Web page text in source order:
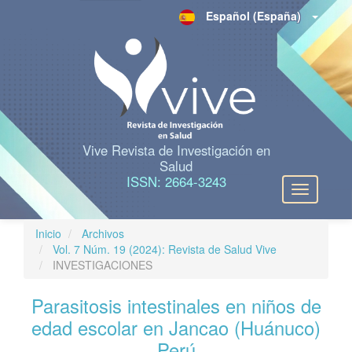
n
r
n
C
o
n
Español (España)
Vive Revista de Investigación en
Salud
ISSN: 2664-3243
Toggle
navigation
Inicio
Archivos
Vol. 7 Núm. 19 (2024): Revista de Salud Vive
INVESTIGACIONES
Parasitosis intestinales en niños de
edad escolar en Jancao (Huánuco)